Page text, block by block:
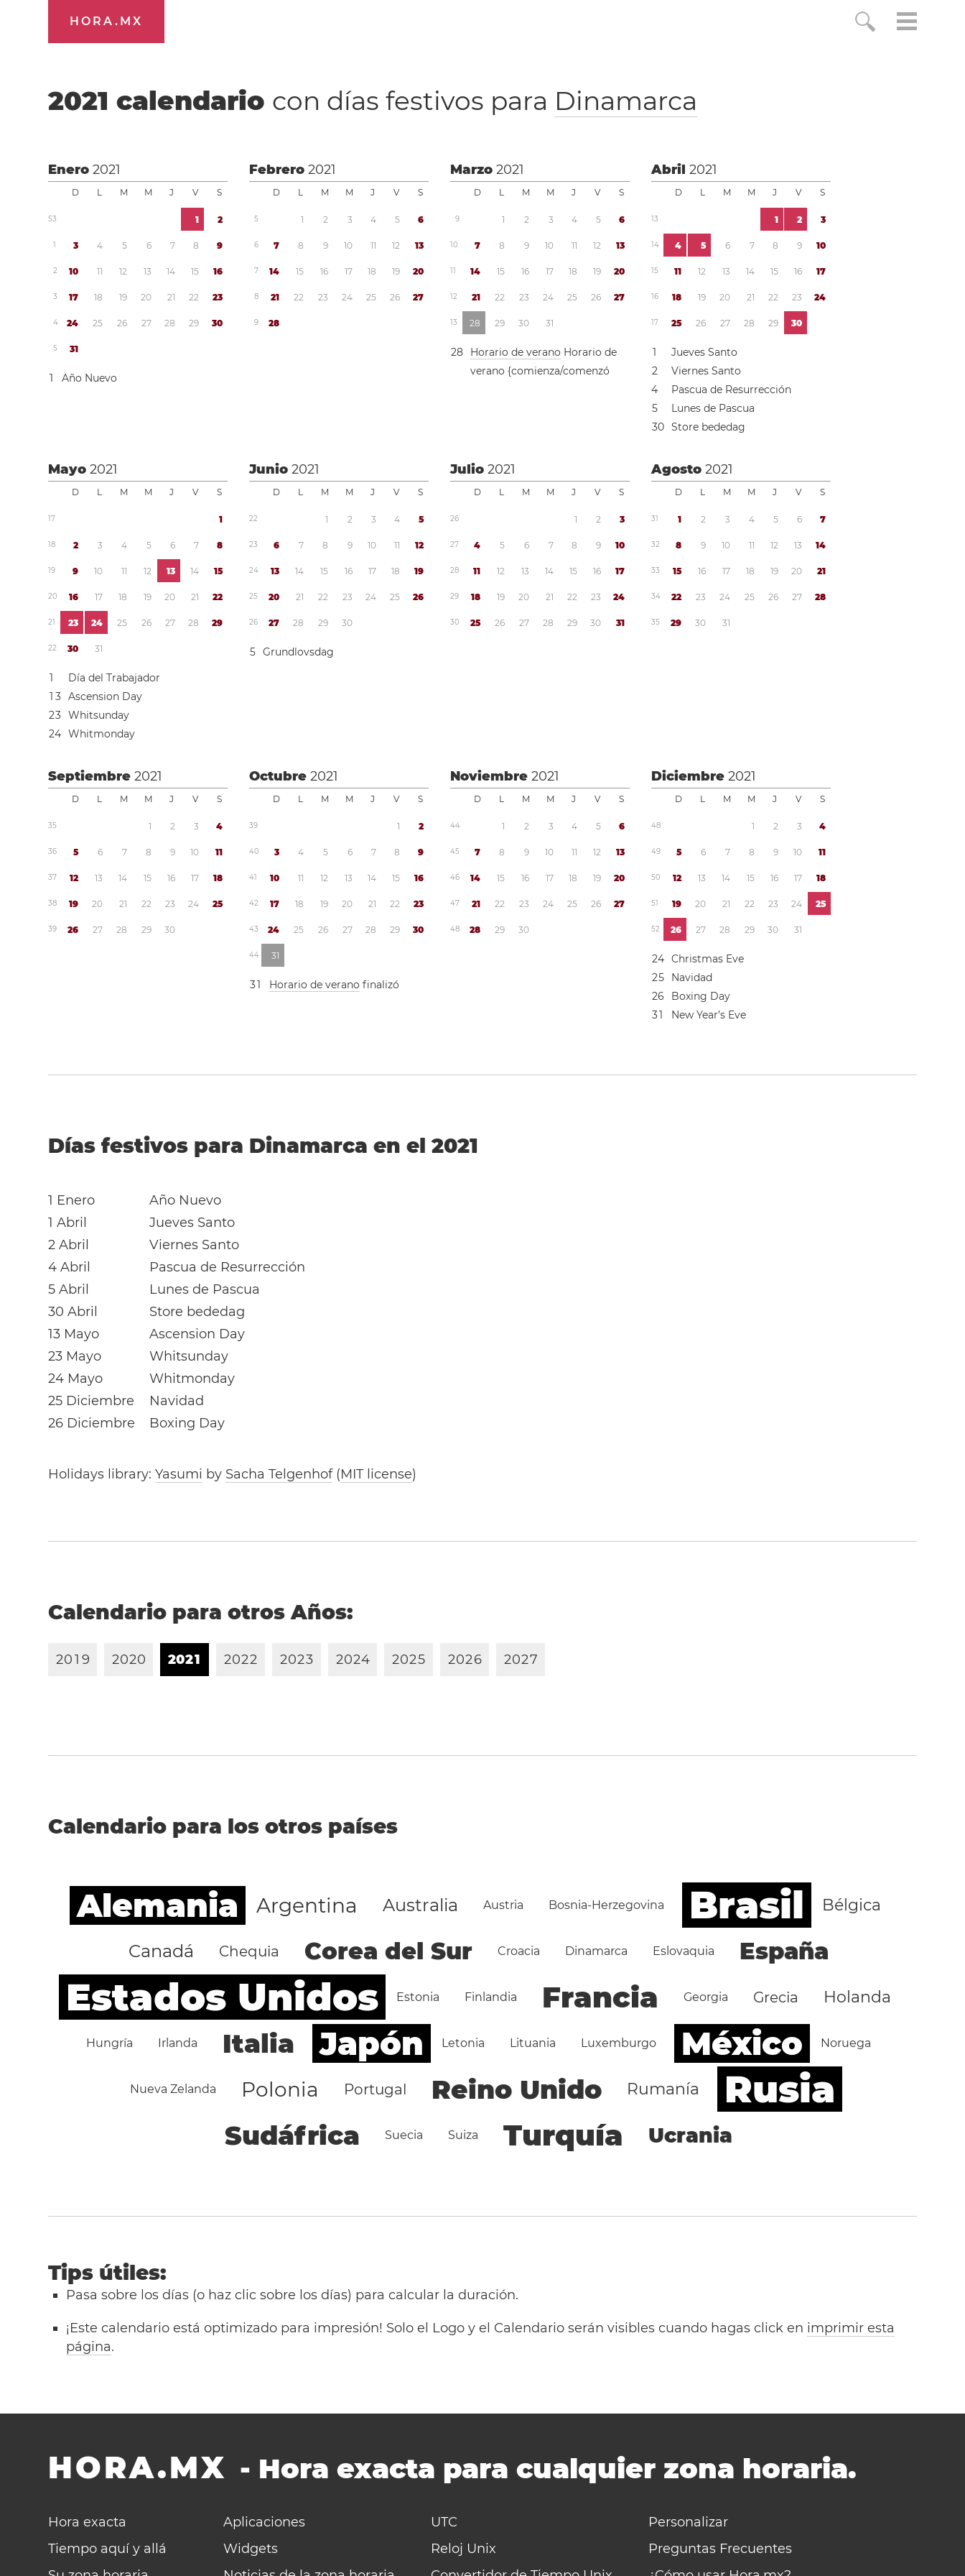
HORA.MX
2021 calendario con días festivos para Dinamarca
Enero2021
D L M M J V S
53 1 2
1 3 4 5 6 7 8 9
2 10 11 12 13 14 15 16
3 17 18 19 20 21 22 23
4 24 25 26 27 28 29 30
5 31
1 Año Nuevo
Febrero2021
D L M M J V S
5 1 2 3 4 5 6
6 7 8 9 10 11 12 13
7 14 15 16 17 18 19 20
8 21 22 23 24 25 26 27
9 28
Marzo2021
D L M M J V S
9 1 2 3 4 5 6
10 7 8 9 10 11 12 13
11 14 15 16 17 18 19 20
12 21 22 23 24 25 26 27
13 28 29 30 31
28 Horario de verano Horario de
verano {comienza/comenzó
Abril2021
D L M M J V S
13 1 2 3
14 4 5 6 7 8 9 10
15 11 12 13 14 15 16 17
16 18 19 20 21 22 23 24
17 25 26 27 28 29 30
1
Jueves Santo
2
Viernes Santo
4
Pascua de Resurrección
5
Lunes de Pascua
30 Store bededag
Mayo2021
D L M M J V S
17 1
18 2 3 4 5 6 7 8
19 9 10 11 12 13 14 15
20 16 17 18 19 20 21 22
21 23 24 25 26 27 28 29
22 30 31
1
Día del Trabajador
1 3 Ascension Day
23 Whitsunday
24 Whitmonday
Junio2021
D L M M J V S
22 1 2 3 4 5
23 6 7 8 9 10 11 12
24 13 14 15 16 17 18 19
25 20 21 22 23 24 25 26
26 27 28 29 30
5 Grundlovsdag
Julio2021
D L M M J V S
26 1 2 3
27 4 5 6 7 8 9 10
28 11 12 13 14 15 16 17
29 18 19 20 21 22 23 24
30 25 26 27 28 29 30 31
Agosto2021
D L M M J V S
31 1 2 3 4 5 6 7
32 8 9 10 11 12 13 14
33 15 16 17 18 19 20 21
34 22 23 24 25 26 27 28
35 29 30 31
Septiembre2021
D L M M J V S
35 1 2 3 4
36 5 6 7 8 9 10 11
37 12 13 14 15 16 17 18
38 19 20 21 22 23 24 25
39 26 27 28 29 30
Octubre2021
D L M M J V S
39 1 2
40 3 4 5 6 7 8 9
41 10 11 12 13 14 15 16
42 17 18 19 20 21 22 23
43 24 25 26 27 28 29 30
44 31
31 Horario de verano finalizó
Noviembre2021
D L M M J V S
44 1 2 3 4 5 6
45 7 8 9 10 11 12 13
46 14 15 16 17 18 19 20
47 21 22 23 24 25 26 27
48 28 29 30
Diciembre2021
D L M M J V S
48 1 2 3 4
49 5 6 7 8 9 10 11
50 12 13 14 15 16 17 18
51 19 20 21 22 23 24 25
52 26 27 28 29 30 31
24 Christmas Eve
25
Navidad
26
Boxing Day
31 New Year’s Eve
Días festivos para Dinamarca en el 2021
1 Enero
Año Nuevo
1 Abril
Jueves Santo
2 Abril
Viernes Santo
4 Abril
Pascua de Resurrección
5 Abril
Lunes de Pascua
30 Abril
Store bededag
13 Mayo
Ascension Day
23 Mayo
Whitsunday
24 Mayo
Whitmonday
25 Diciembre
Navidad
26 Diciembre
Boxing Day
Holidays library:Yasumi by Sacha Telgenhof(MIT license)
Calendario para otros Años:
201 9 2020 2021 2022 2023 2024 2025 2026 2027
Calendario para los otros países
Alemania Argentina Australia Austria Bosnia-Herzegovina Brasil Bélgica
Canadá Chequia Corea del Sur Croacia Dinamarca Eslovaquia España
Estados Unidos Estonia Finlandia Francia Georgia Grecia Holanda
Hungría Irlanda Italia Japón Letonia Lituania Luxemburgo México Noruega
Nueva Zelanda Polonia Portugal Reino Unido Rumanía Rusia
Sudáfrica Suecia Suiza Turquía Ucrania
Tips útiles:
Pasa sobre los días (o haz clic sobre los días) para calcular la duración.
¡Este calendario está optimizado para impresión! Solo el Logo y el Calendario serán visibles cuando hagas click en imprimir esta
página.
HORA.MX - Hora exacta para cualquier zona horaria.
Hora exacta
Tiempo aquí y allá
Aplicaciones
Widgets
UTC
Reloj Unix
Personalizar
Preguntas Frecuentes